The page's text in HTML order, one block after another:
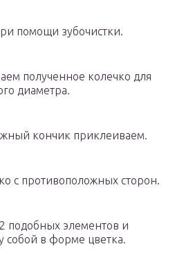
помощи зубочистки.
полученное колечко для
диаметра.
кончик приклеиваем.
с противоположных сторон.
подобных элементов и
собой в форме цветка.